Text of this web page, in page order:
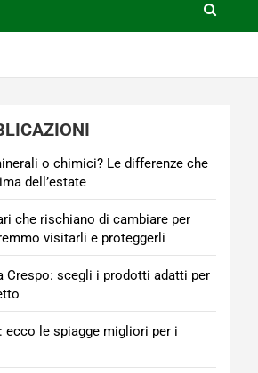
o chimici? Le differenze che
dell’estate
che rischiano di cambiare per
visitarli e proteggerli
Crespo: scegli i prodotti adatti per
ecco le spiagge migliori per i